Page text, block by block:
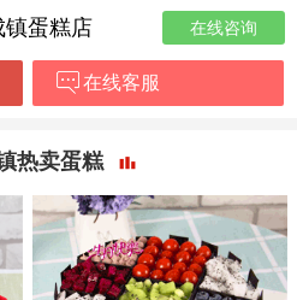
镇蛋糕店 在线咨询
在线客服
热卖蛋糕